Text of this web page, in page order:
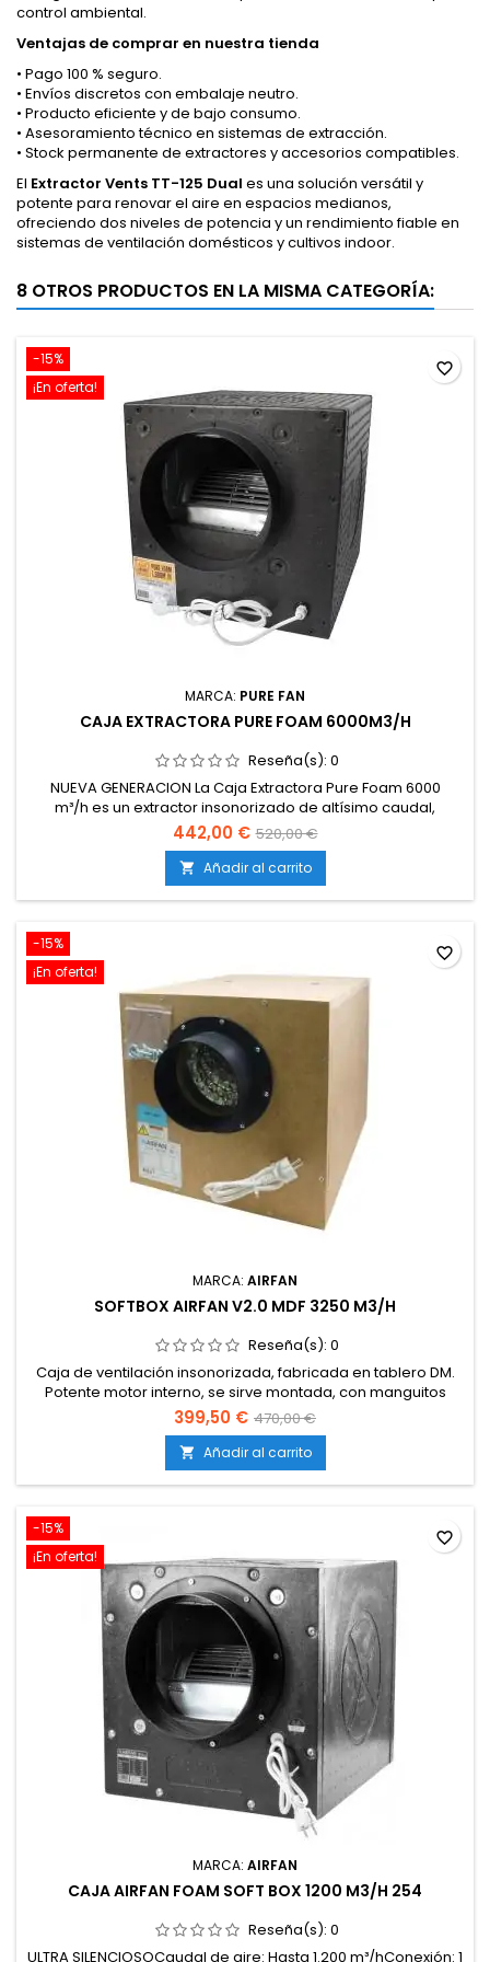
control ambiental.
Ventajas de comprar en nuestra tienda
• Pago 100 % seguro.
• Envíos discretos con embalaje neutro.
• Producto eficiente y de bajo consumo.
• Asesoramiento técnico en sistemas de extracción.
• Stock permanente de extractores y accesorios compatibles.
El Extractor Vents TT-125 Dual es una solución versátil y
potente para renovar el aire en espacios medianos,
ofreciendo dos niveles de potencia y un rendimiento fiable en
sistemas de ventilación domésticos y cultivos indoor.
8 OTROS PRODUCTOS EN LA MISMA CATEGORÍA:
-15%
¡En oferta!
MARCA: PURE FAN
CAJA EXTRACTORA PURE FOAM 6000M3/H
Reseña(s): 0
NUEVA GENERACION La Caja Extractora Pure Foam 6000
m³/h es un extractor insonorizado de altísimo caudal,
diseñado para cultivos de gran tamaño que requieren una
ventilación potente con un nivel sonoro muy reducido. Su
estructura está fabricada en espuma técnica EPP, lo que
proporciona un aislamiento acústico eficaz, resistencia
frente a la humedad y...
442,00 € 520,00 €
 Añadir al carrito
favorite_border
-15%
¡En oferta!
MARCA: AIRFAN
SOFTBOX AIRFAN V2.0 MDF 3250 M3/H
Reseña(s): 0
Caja de ventilación insonorizada, fabricada en tablero DM.
Potente motor interno, se sirve montada, con manguitos
corona y anclajes de sujeción.
399,50 € 470,00 €
 Añadir al carrito
favorite_border
-15%
¡En oferta!
MARCA: AIRFAN
CAJA AIRFAN FOAM SOFT BOX 1200 M3/H 254
Reseña(s): 0
ULTRA SILENCIOSOCaudal de aire: Hasta 1.200 m³/hConexión: 1
favorite_border